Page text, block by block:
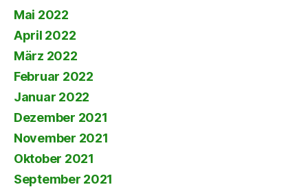
Mai 2022
April 2022
März 2022
Februar 2022
Januar 2022
Dezember 2021
November 2021
Oktober 2021
September 2021